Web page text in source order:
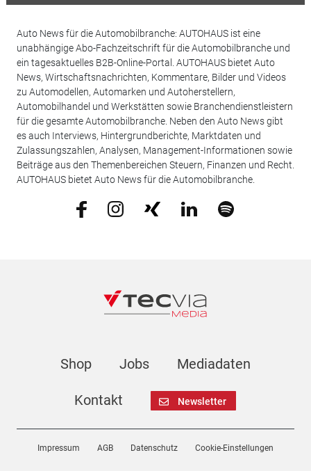
Auto News für die Automobilbranche: AUTOHAUS ist eine
unabhängige Abo-Fachzeitschrift für die Automobilbranche und
ein tagesaktuelles B2B-Online-Portal. AUTOHAUS bietet Auto
News, Wirtschaftsnachrichten, Kommentare, Bilder und Videos
zu Automodellen, Automarken und Autoherstellern,
Automobilhandel und Werkstätten sowie Branchendienstleistern
für die gesamte Automobilbranche. Neben den Auto News gibt
es auch Interviews, Hintergrundberichte, Marktdaten und
Zulassungszahlen, Analysen, Management-Informationen sowie
Beiträge aus den Themenbereichen Steuern, Finanzen und Recht.
AUTOHAUS bietet Auto News für die Automobilbranche.
Shop Jobs Mediadaten
Kontakt Newsletter
Impressum AGB Datenschutz Cookie-Einstellungen